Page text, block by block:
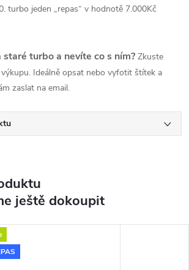
turbo jeden „repas“ v hodnotě 7.000Kč
staré turbo a nevíte co s ním? Zkuste
Ideálně opsat nebo vyfotit štítek a
zaslat na email.
ještě dokoupit